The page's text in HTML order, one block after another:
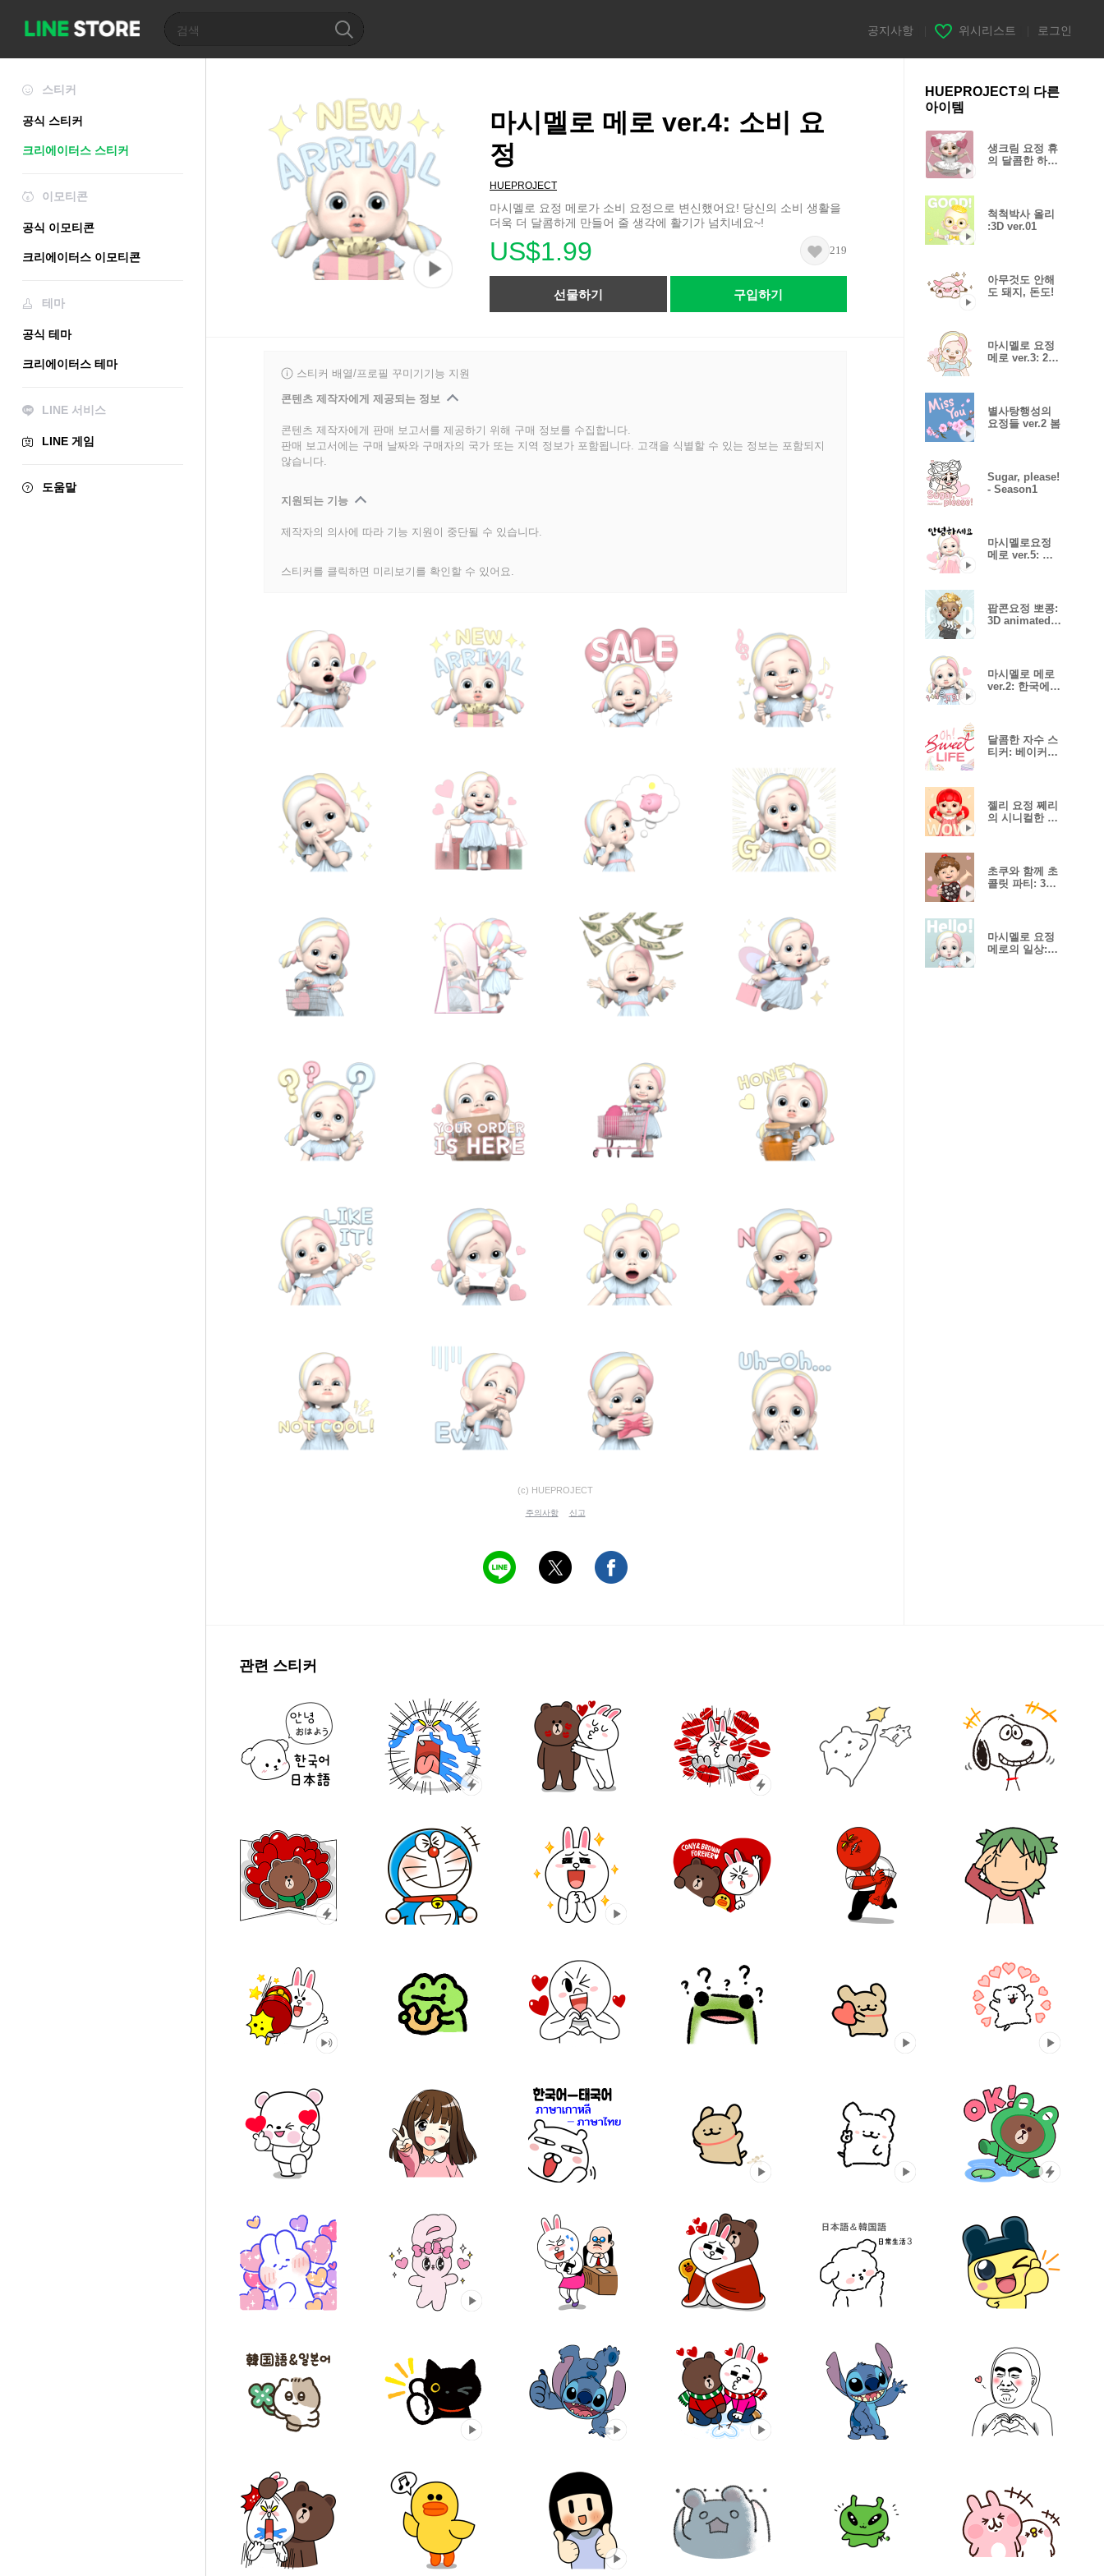
공지사항 위시리스트 로그인
스티커
공식 스티커
크리에이터스 스티커
이모티콘
공식 이모티콘
크리에이터스 이모티콘
테마
공식 테마
크리에이터스 테마
LINE 서비스
LINE 게임
도움말
마시멜로 메로 ver.4: 소비 요
정
HUEPROJECT
마시멜로 요정 메로가 소비 요정으로 변신했어요! 당신의 소비 생활을
더욱 더 달콤하게 만들어 줄 생각에 활기가 넘치네요~!
US$1.99 219
선물하기 구입하기
스티커 배열/프로필 꾸미기기능 지원
콘텐츠 제작자에게 제공되는 정보
콘텐츠 제작자에게 판매 보고서를 제공하기 위해 구매 정보를 수집합니다.
판매 보고서에는 구매 날짜와 구매자의 국가 또는 지역 정보가 포함됩니다. 고객을 식별할 수 있는 정보는 포함되지
않습니다.
지원되는 기능
제작자의 의사에 따라 기능 지원이 중단될 수 있습니다.
스티커를 클릭하면 미리보기를 확인할 수 있어요.
(c) HUEPROJECT
주의사항 신고
HUEPROJECT의 다른
아이템
생크림 요정 휴
의 달콤한 하루:
척척박사 올리
:3D ver.01
아무것도 안해
도 돼지, 돈도!
마시멜로 요정
메로 ver.3: 2D
별사탕행성의
요정들 ver.2 봄
Sugar, please!
- Season1
마시멜로요정
메로 ver.5: 한
팝콘요정 뽀콩:
3D animated
마시멜로 메로
ver.2: 한국에서
달콤한 자수 스
티커: 베이커리
젤리 요정 쩨리
의 시니컬한 일
초쿠와 함께 초
콜릿 파티: 3D
마시멜로 요정
메로의 일상:
관련 스티커